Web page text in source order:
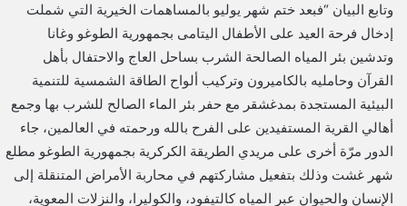
وتابع البيان “فبعد ختم شهر يوليو بالمساهمات الخيرية التي شملت
إدخال فرحة العيد على الأطفال اليتامى بجمهورية الطوغو وغانا
وتدشين بئر المياه الصالحة الشرب بساحل العاج والاحتفال بأهل
القرآن وحامليه بالكاميرون وتركيب ألواح الطاقة الشمسية للتنمية
البيئية المستجدة بمدغشقر مع حفر بئر الماء الصالح للشرب بها وجمع
أهالي القرية المستفيدين على الفرح بالله ورحمته في العالمين، جاء
الدور مرّة أخرى على مريدي الطريقة الكركرية بجمهورية الطوغو مطلع
شهر غشت وذلك بتفعيل مشاركتهم في محاربة الأمراض المتنقلة إلى
الإنسان والحيوان عبر المياه كالتيفود، والكوليرا، والنزلات المعوية،